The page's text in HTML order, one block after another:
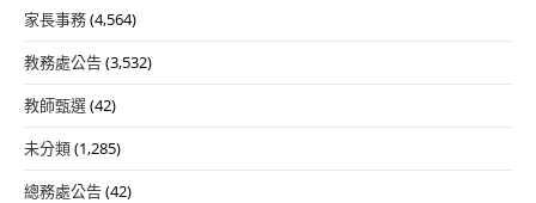
家長事務(4,564)
教務處公告(3,532)
教師甄選(42)
未分類(1,285)
總務處公告(42)